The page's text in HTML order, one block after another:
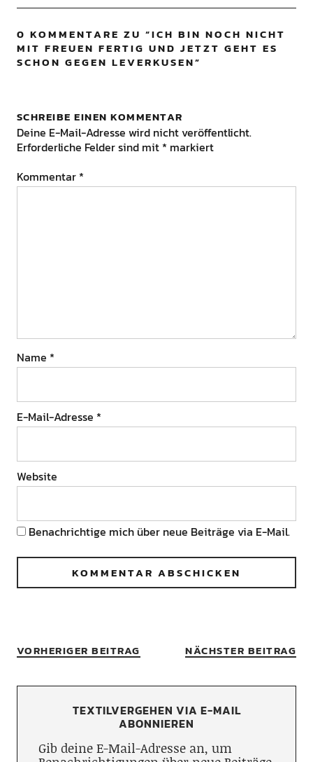
0 KOMMENTARE ZU “ICH BIN NOCH NICHT
MIT FREUEN FERTIG UND JETZT GEHT ES
SCHON GEGEN LEVERKUSEN”
SCHREIBE EINEN KOMMENTAR
Deine E-Mail-Adresse wird nicht veröffentlicht.
Erforderliche Felder sind mit * markiert
Kommentar *
Name *
E-Mail-Adresse *
Website
Benachrichtige mich über neue Beiträge via E-Mail.
VORHERIGER BEITRAG NÄCHSTER BEITRAG
TEXTILVERGEHEN VIA E-MAIL
ABONNIEREN
Gib deine E-Mail-Adresse an, um